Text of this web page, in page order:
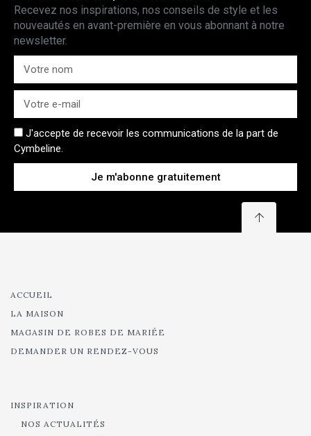
newsletter.
J'accepte de recevoir les communications de la part de
Cymbeline.
MAGASIN DE ROBES DE MARIÉE
DEMANDER UN RENDEZ-VOUS
REVUE DE PRESSE
NOS CONSEILS